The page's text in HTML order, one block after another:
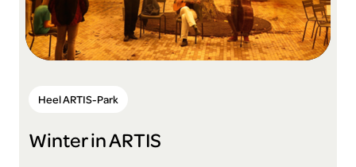
Winter in ARTIS
Heel ARTIS-Park